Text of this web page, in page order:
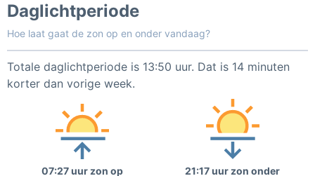
Daglichtperiode
Hoe laat gaat de zon op en onder vandaag?
Totale daglichtperiode is 13:50 uur. Dat is 14 minuten
korter dan vorige week.
07:27 uur zon op 21:17 uur zon onder